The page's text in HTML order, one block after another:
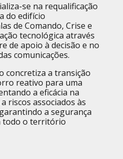
se na requalificação
do edifício
de Comando, Crise e
tecnológica através
de apoio à decisão e no
comunicações.
concretiza a transição
reativo para uma
a eficácia na
riscos associados às
a segurança
todo o território